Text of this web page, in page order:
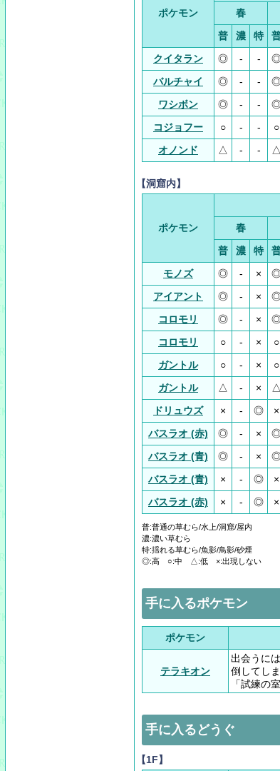
ポケモン 春
普
濃 特
クイタラン
◎ - -
バルチャイ
◎ - -
ワシボン
◎ - -
コジョフー
○ - - ○
オノンド
△ - - △
【洞窟内】
ポケモン 春
普
濃 特
モノズ
◎ - ×
アイアント
◎ - ×
コロモリ
◎ - ×
コロモリ
○ - × ○
ガントル
○ - × ○
ガントル
△ - × △
ドリュウズ
× - ◎ ×
バスラオ (赤)
◎ - ×
バスラオ (青)
◎ - ×
バスラオ (青)
× - ◎ ×
バスラオ (赤)
× - ◎ ×
普:普通の草むら/水上/洞窟/屋内
濃:濃い草むら
特:揺れる草むら/魚影/鳥影/砂煙
◎:高 ○:中 △:低 ×:出現しない
手に入るポケモン
ポケモン
テラキオン
出会うに
倒してし
「試練の
手に入るどうぐ
【1F】